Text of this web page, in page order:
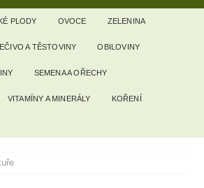
PLODY OVOCE ZELENINA
A TĚSTOVINY OBILOVINY
SEMENA A OŘECHY
VITAMÍNY A MINERÁLY KOŘENÍ